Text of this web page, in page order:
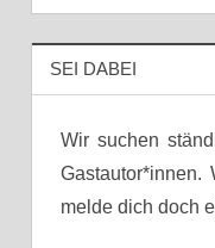
SEI DABEI
Wir suchen
melde dich doch